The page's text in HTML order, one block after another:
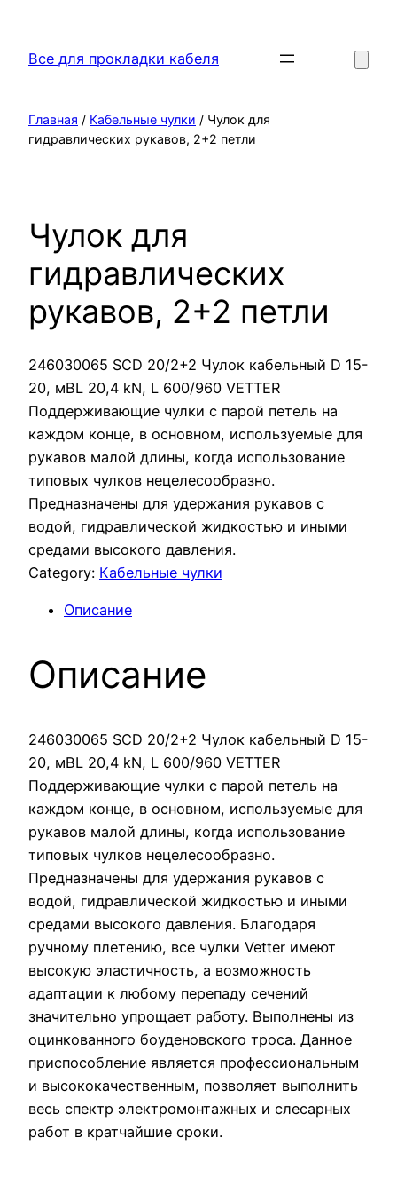
содержимому
Все для прокладки кабеля
Главная / Кабельные чулки / Чулок для
гидравлических рукавов, 2+2 петли
Чулок для
гидравлических
рукавов, 2+2 петли
246030065 SCD 20/2+2 Чулок кабельный D 15-
20, мBL 20,4 kN, L 600/960 VETTER
Поддерживающие чулки с парой петель на
каждом конце, в основном, используемые для
рукавов малой длины, когда использование
типовых чулков нецелесообразно.
Предназначены для удержания рукавов с
водой, гидравлической жидкостью и иными
средами высокого давления.
Category: Кабельные чулки
Описание
Описание
246030065 SCD 20/2+2 Чулок кабельный D 15-
20, мBL 20,4 kN, L 600/960 VETTER
Поддерживающие чулки с парой петель на
каждом конце, в основном, используемые для
рукавов малой длины, когда использование
типовых чулков нецелесообразно.
Предназначены для удержания рукавов с
водой, гидравлической жидкостью и иными
средами высокого давления. Благодаря
ручному плетению, все чулки Vetter имеют
высокую эластичность, а возможность
адаптации к любому перепаду сечений
значительно упрощает работу. Выполнены из
оцинкованного боуденовского троса. Данное
приспособление является профессиональным
и высококачественным, позволяет выполнить
весь спектр электромонтажных и слесарных
работ в кратчайшие сроки.